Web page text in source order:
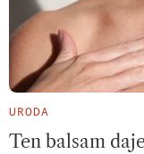
URODA
Ten balsam